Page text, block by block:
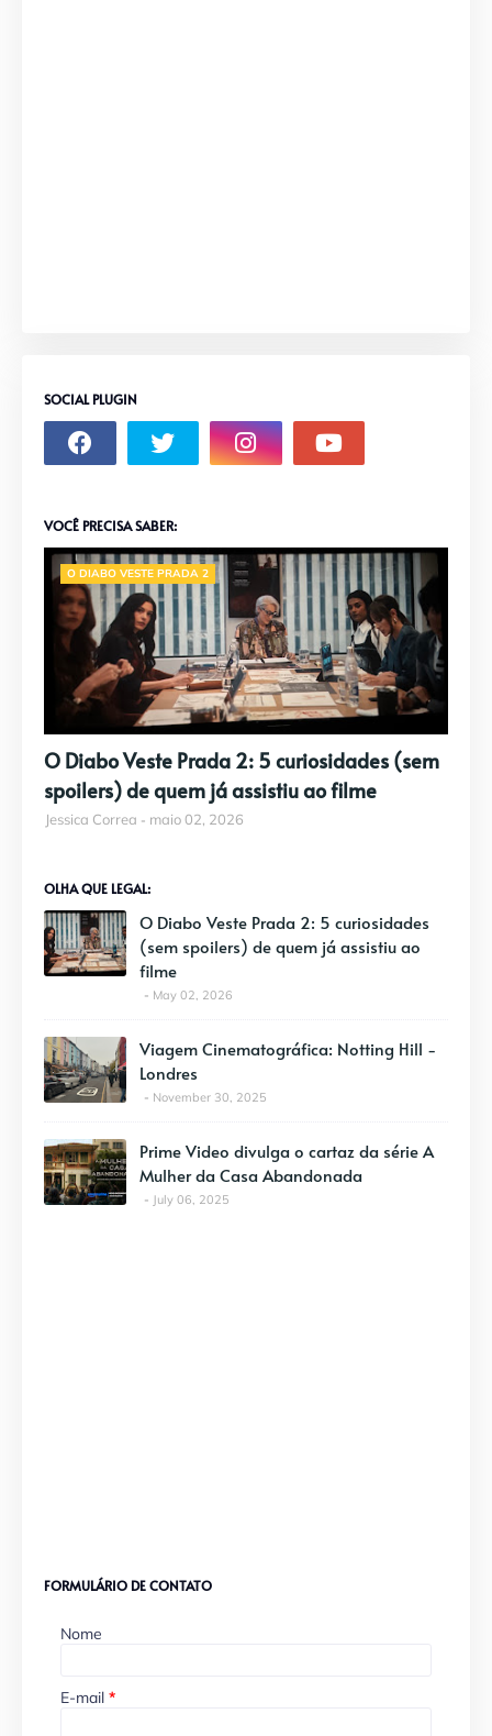
SOCIAL PLUGIN
VOCÊ PRECISA SABER:
O DIABO VESTE PRADA 2
O Diabo Veste Prada 2: 5 curiosidades (sem
spoilers) de quem já assistiu ao filme
Jessica Correa maio 02, 2026
OLHA QUE LEGAL:
O Diabo Veste Prada 2: 5 curiosidades
(sem spoilers) de quem já assistiu ao
filme
May 02, 2026
Viagem Cinematográfica: Notting Hill -
Londres
November 30, 2025
Prime Video divulga o cartaz da série A
Mulher da Casa Abandonada
July 06, 2025
FORMULÁRIO DE CONTATO
Nome
E-mail *